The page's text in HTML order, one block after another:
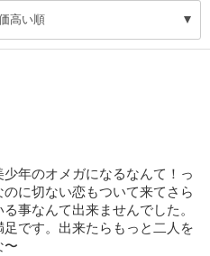
高い順
年のオメガになるなんて！っ
に切ない恋もついて来てさら
事なんて出来ませんでした。
です。出来たらもっと二人を
〜